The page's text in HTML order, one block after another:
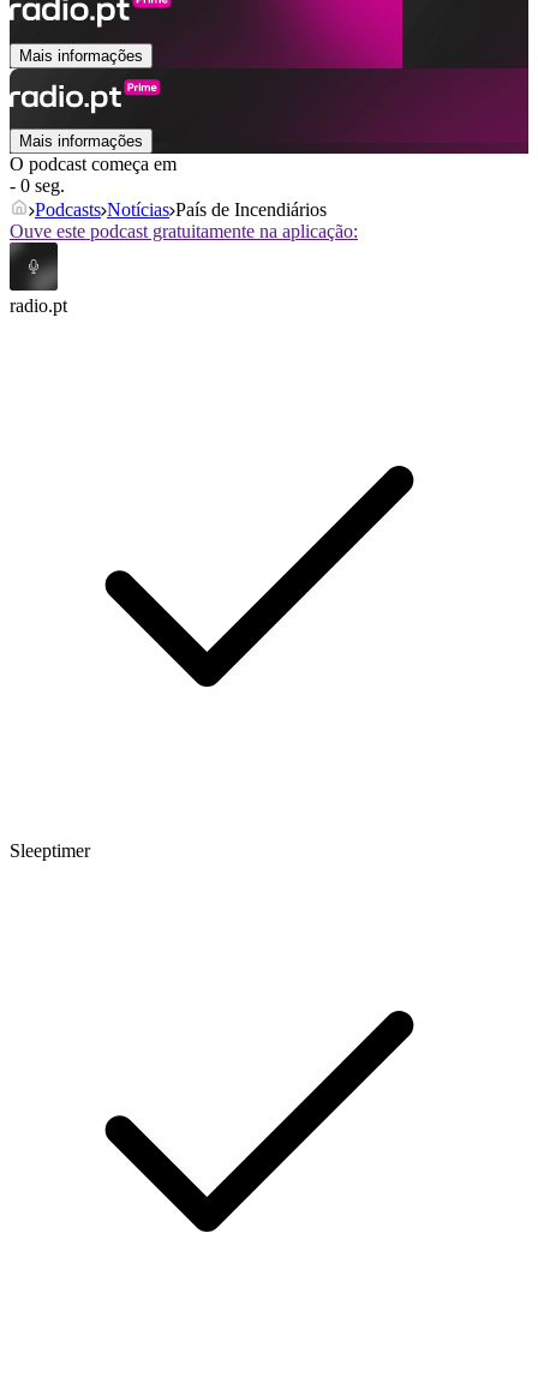
Mais informações
Mais informações
O podcast começa em
- 0 seg.
Podcasts Notícias País de Incendiários
Ouve este podcast gratuitamente na aplicação:
radio.pt
Sleeptimer